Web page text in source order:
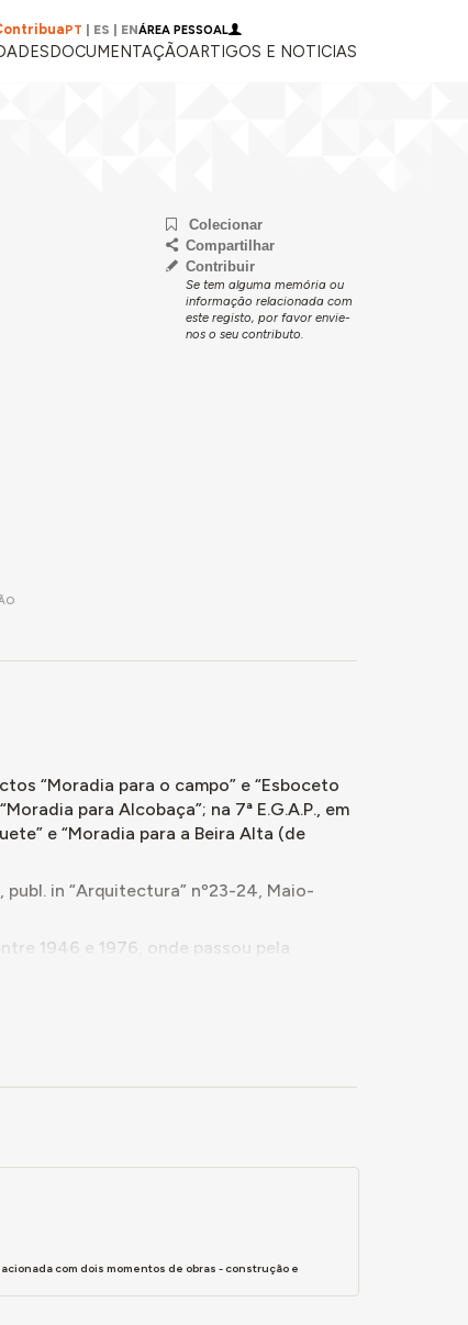
PT ES ENÁREA PESSOAL
DOCUMENTAÇÃOARTIGOS E NOTICIAS
Colecionar
Compartilhar
Contribuir
Se tem alguma memória ou
informação relacionada com
este registo, por favor envie-
nos o seu contributo.
“Moradia para o campo” e “Esboceto
para Alcobaça”; na 7ª E.G.A.P., em
e “Moradia para a Beira Alta (de
in “Arquitectura” nº23-24, Maio-
1946 e 1976, onde passou pela
e Director de Serviços. Foi autor de
1953.
(ateliers de artistas plásticos,
se reformou."
com dois momentos de obras - construção e